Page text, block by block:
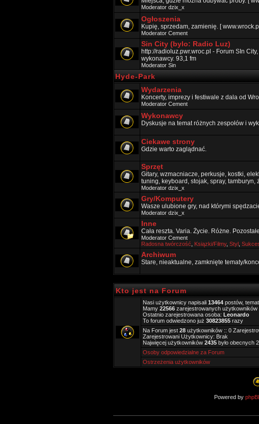
Moderator dzix_x
Ogłoszenia
Kupię, sprzedam, zamienię. [
Moderator Cement
Sin City (bylo: Radio Luz)
http://radioluz.pwr.wroc.pl - Forum SIn
wykonawcy. 93,1 fm
Moderator Sin
Hyde-Park
Wydarzenia
Koncerty, imprezy i festiwale z dala od
Moderator Cement
Wykonawcy
Dyskusje na temat różnych zespołów i
Ciekawe strony
Gdzie warto zaglądnać.
Sprzęt
Gitary, wzmacniacze, perkusje, kostki,
tuning, keyboard, stojak, spray, tamburyn,
Moderator dzix_x
Gry/Komputery
Wasze ulubione gry, nad którymi
Moderator dzix_x
Inne
Cała reszta. Varia. Życie. Różne.
Moderator Cement
Radosna twórczość
Ksiązki/Filmy, Styl
Archiwum
Stare, nieaktualne, zamknięte tematy/
Kto jest na Forum
Nasi użytkownicy napisali 13464 postów,
Mamy 22566 zarejestrowanych użytkowników
Ostatnio zarejestrowana osoba: Leonardo
To forum odwiedzono już 30823855 razy
Na Forum jest 28 użytkowników :: 0
Zarejestrowani Użytkownicy: Brak
Najwięcej użytkowników 2435 było obecnych
Osoby odpowiedzialne za Forum
Ostrzeżenia użytkowników
Powered by